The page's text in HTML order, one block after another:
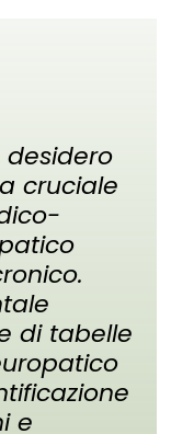
desidero
cruciale
di tabelle
e